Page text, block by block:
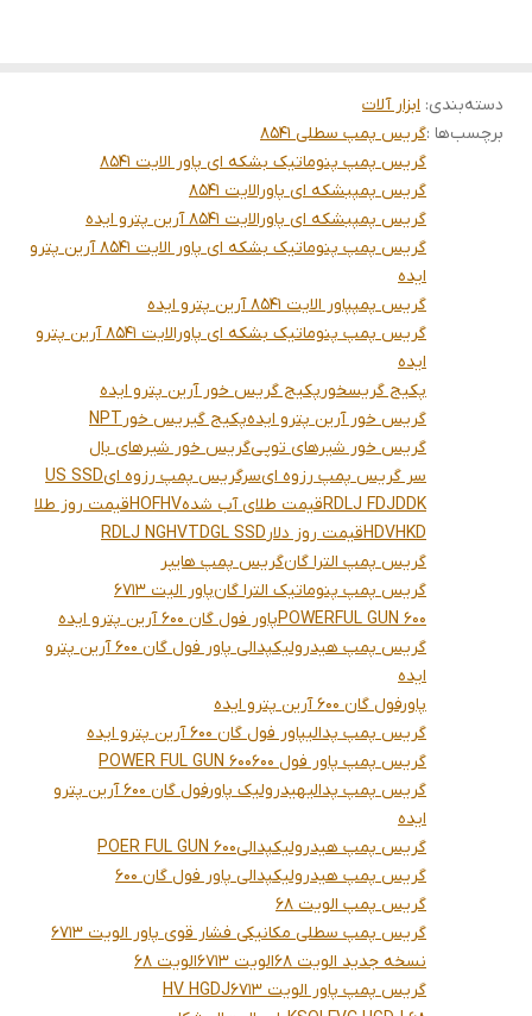
دسته‌بندی: ابزار آلات
برچسب‌ها :گریس پمپ سطلی 8541
گریس پمپ پنوماتیک بشکه ای پاور الایت 8541
گریس پمپبشکه ای پاورالایت 8541
گریس پمپبشکه ای پاورالایت 8541 آرین پترو ایده
گریس پمپ پنوماتیک بشکه ای پاور الایت 8541 آرین پترو
ایده
گریس پمپپاور الایت 8541 آرین پترو ایده
گریس پمپ پنوماتیک بشکه ای پاورالایت 8541 آرین پترو
ایده
پکیج گریسخور پکیج گریس خور آرین پترو ایده
گریس خور آرین پترو ایدهپکیج گیریس خور NPT
گریس خور شیرهای توپیگریس خور شیرهای بال
سر گریس پمپ رزوه ایسرگریس پمپ رزوه ایUS SSD
RDLJ FDJDDKقیمت طلای آب شدهHOFHVقیمت روز طلا
HDVHKDقیمت روز دلار TDGL SSD
RDLJ NGHV
گریس پمپ الترا گانگریس پمپ هایپر
گریس پمپ پنوماتیک الترا گانپاور الیت 6713
POWERFUL GUN 600پاور فول گان 600 آرین پترو ایده
گریس پمپ هیدرولیکپدالی پاور فول گان 600 آرین پترو
ایده
پاورفول گان 600 آرین پترو ایده
گریس پمپ پدالیپاور فول گان 600 آرین پترو ایده
گریس پمپ پاور فول 600
POWER FUL GUN 600
گریس پمپ پدالیهیدرولیک پاورفول گان 600 آرین پترو
ایده
گریس پمپ هیدرولیکپدالیPOER FUL GUN 600
گریس پمپ هیدرولیکپدالی پاور فول گان 600
گریس پمپ الویت 68
گریس پمپ سطلی مکانیکی فشار قوی پاور الویت 6713
نسخه جدید الویت 68
الویت 6713
الویت 68
گریس پمپ پاور الویت 6713
HV HGDJ